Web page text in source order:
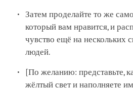
Затем проделайте то же
который вам нравится, и
чувство ещё на нескольких
людей.
[По желанию: представьте,
жёлтый свет и наполняете